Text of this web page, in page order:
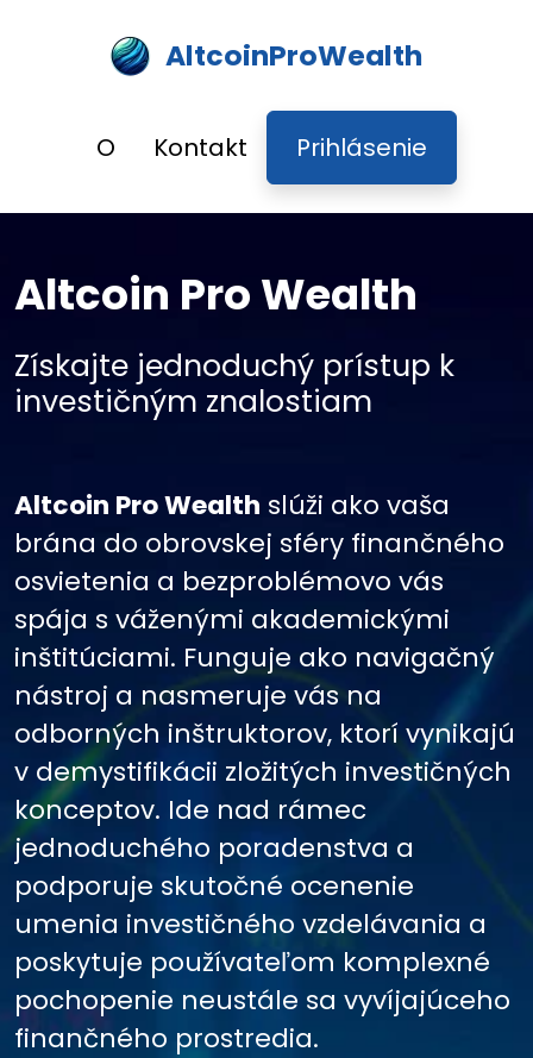
AltcoinProWealth
O Kontakt Prihlásenie
Altcoin Pro Wealth
Získajte jednoduchý prístup k
investičným znalostiam
Altcoin Pro Wealth slúži ako vaša
brána do obrovskej sféry finančného
osvietenia a bezproblémovo vás
spája s váženými akademickými
inštitúciami. Funguje ako navigačný
nástroj a nasmeruje vás na
odborných inštruktorov, ktorí vynikajú
v demystifikácii zložitých investičných
konceptov. Ide nad rámec
jednoduchého poradenstva a
podporuje skutočné ocenenie
umenia investičného vzdelávania a
poskytuje používateľom komplexné
pochopenie neustále sa vyvíjajúceho
finančného prostredia.